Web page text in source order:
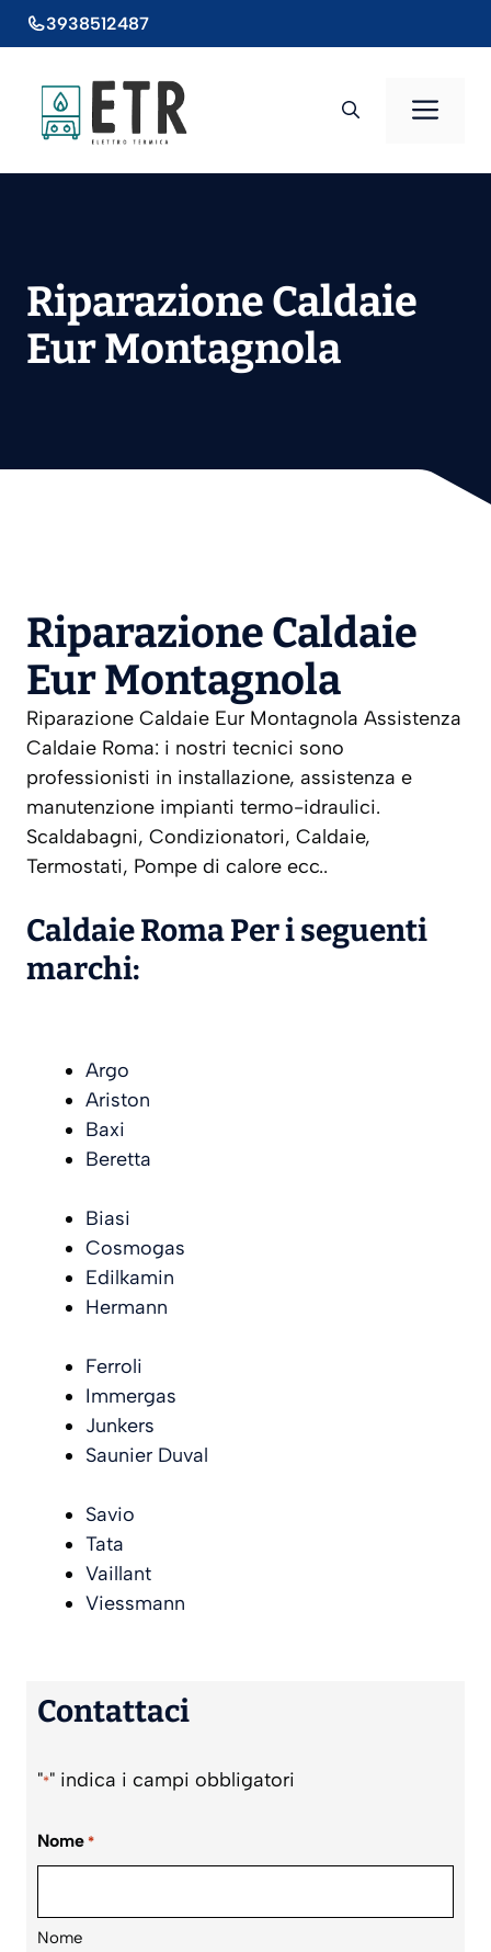
al
3938512487
Riparazione Caldaie
Eur Montagnola
Riparazione Caldaie
Eur Montagnola
Riparazione Caldaie Eur Montagnola Assistenza
Caldaie Roma: i nostri tecnici sono
professionisti in installazione, assistenza e
manutenzione impianti termo-idraulici.
Scaldabagni, Condizionatori, Caldaie,
Termostati, Pompe di calore ecc..
Caldaie Roma Per i seguenti
marchi:
Argo
Ariston
Baxi
Beretta
Biasi
Cosmogas
Edilkamin
Hermann
Ferroli
Immergas
Junkers
Saunier Duval
Savio
Tata
Vaillant
Viessmann
Contattaci
"*" indica i campi obbligatori
Nome *
Nome